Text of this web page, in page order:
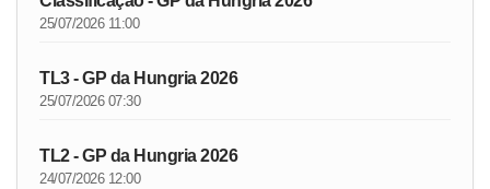
25/07/2026 11:00
TL3 - GP da Hungria 2026
25/07/2026 07:30
TL2 - GP da Hungria 2026
24/07/2026 12:00